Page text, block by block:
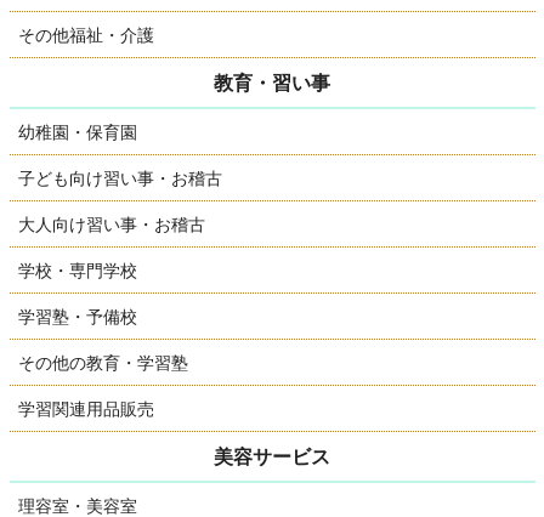
その他福祉・介護
教育・習い事
幼稚園・保育園
子ども向け習い事・お稽古
大人向け習い事・お稽古
学校・専門学校
学習塾・予備校
その他の教育・学習塾
学習関連用品販売
美容サービス
理容室・美容室